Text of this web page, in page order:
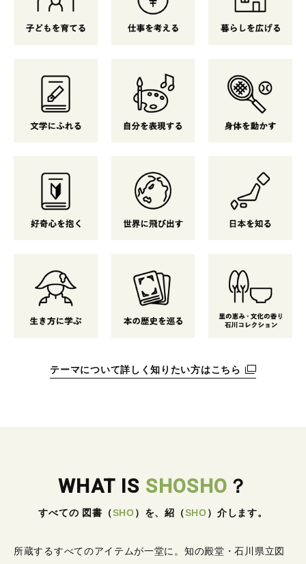
テーマについて詳しく知りたい方はこちら
WHAT IS SHOSHO ？
すべての 図書 （SHO） を、紹 （SHO） 介します。
所蔵するすべてのアイテムが一堂に。 知の殿堂・石川県立図